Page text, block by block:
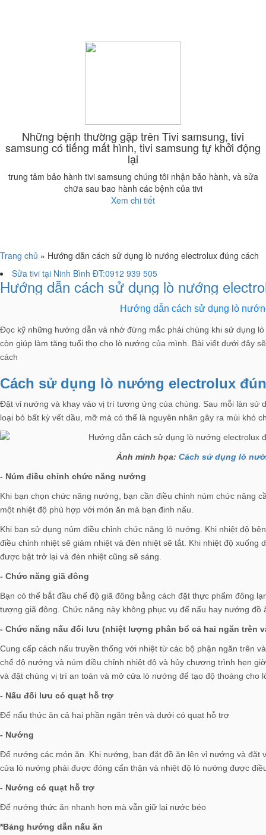
Những bệnh thường gặp trên Tivi samsung, tivi
samsung có tiếng mất hình, tivi samsung tự khởi động
lại
trung tâm bảo hành tivi samsung chúng tôi nhận bảo hành, và sửa
chữa sau bao hành các bệnh của tivi
Xem chi tiết
Trang chủ » Hướng dẫn cách sử dụng lò nướng electrolux đúng cách
Sửa tivi tại Ninh Bình ĐT:0912 939 505
Hướng dẫn cách sử dụng lò nướng
Hướng dẫn cách sử dụng lò
Đọc kỹ những hướng dẫn và nhớ đừng mắc phải chúng khi sử dụng
còn giúp làm tăng tuổi thọ cho lò nướng của mình. Bài viết dưới đây
cách
Cách sử dụng lò nướng electrolux
Đặt vỉ nướng và khay vào vị trí tương ứng của chúng. Sau mỗi làn sử
loại bỏ bất kỳ vết dầu, mỡ mà có thể là nguyên nhân gây ra mùi khó
Ảnh minh họa: Cách sử dụng lò
- Núm điều chỉnh chức năng nướng
Khi bạn chọn chức năng nướng, bạn cần điều chỉnh núm chức năng
một nhiệt độ phù hợp với món ăn mà bạn đinh nấu.
Khi bạn sử dụng núm điều chỉnh chức năng lò nướng. Khi nhiệt độ
điều chỉnh nhiệt sẽ giảm nhiệt và đèn nhiệt sẽ tắt. Khi nhiệt độ
được bật trở lại và đèn nhiệt cũng sẽ sáng.
- Chức năng giã đông
Bạn có thể bắt đầu chế độ giã đông bằng cách đặt thực phẩm đông
tượng giã đông. Chức năng này không phục vụ để nấu hay nướng
- Chức năng nấu đối lưu (nhiệt lượng phân bổ cả hai ngăn trên
Cung cấp cách nấu truyền thống với nhiệt từ các bộ phận ngăn trên
chế độ nướng và núm điều chỉnh nhiệt độ và hủy chương trình hẹn
và đặt chúng vị trí an toàn và mở cửa lò nướng để tạo độ thoáng cho
- Nấu đối lưu có quạt hỗ trợ
Để nấu thức ăn cả hai phần ngăn trên và dưới có quạt hỗ trợ
- Nướng
Để nướng các món ăn. Khi nướng, bạn đặt đồ ăn lên vỉ nướng và
cửa lò nướng phải được đóng cẩn thận và nhiệt độ lò nướng được
- Nướng có quạt hỗ trợ
Để nướng thức ăn nhanh hơn mà vẫn giữ lại nước béo
*Bảng hướng dẫn nấu ăn